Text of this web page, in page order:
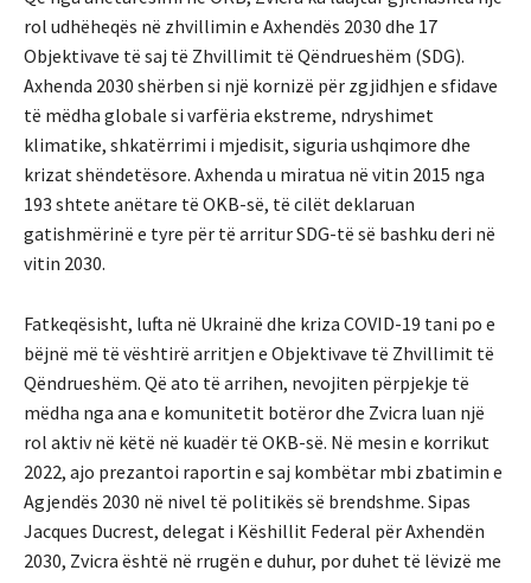
rol udhëheqës në zhvillimin e Axhendës 2030 dhe 17
Objektivave të saj të Zhvillimit të Qëndrueshëm (SDG).
Axhenda 2030 shërben si një kornizë për zgjidhjen e sfidave
të mëdha globale si varfëria ekstreme, ndryshimet
klimatike, shkatërrimi i mjedisit, siguria ushqimore dhe
krizat shëndetësore. Axhenda u miratua në vitin 2015 nga
193 shtete anëtare të OKB-së, të cilët deklaruan
gatishmërinë e tyre për të arritur SDG-të së bashku deri në
vitin 2030.
Fatkeqësisht, lufta në Ukrainë dhe kriza COVID-19 tani po e
bëjnë më të vështirë arritjen e Objektivave të Zhvillimit të
Qëndrueshëm. Që ato të arrihen, nevojiten përpjekje të
mëdha nga ana e komunitetit botëror dhe Zvicra luan një
rol aktiv në këtë në kuadër të OKB-së. Në mesin e korrikut
2022, ajo prezantoi raportin e saj kombëtar mbi zbatimin e
Agjendës 2030 në nivel të politikës së brendshme. Sipas
Jacques Ducrest, delegat i Këshillit Federal për Axhendën
2030, Zvicra është në rrugën e duhur, por duhet të lëvizë me